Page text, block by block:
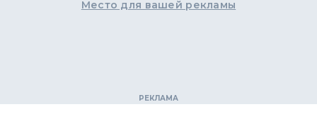
Место для вашей рекламы